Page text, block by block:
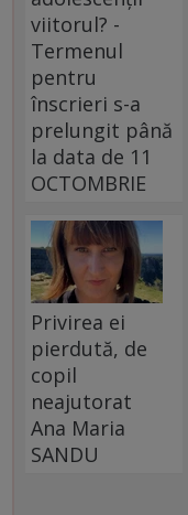
viitorul? -
Termenul
pentru
înscrieri s-a
prelungit până
la data de 11
OCTOMBRIE
Privirea ei
pierdută, de
copil
neajutorat
Ana Maria
SANDU